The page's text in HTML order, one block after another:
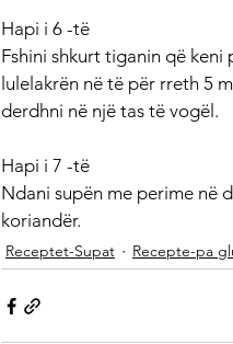
Hapi i 6 -të
Fshini shkurt tiganin që
lulelakrën në të për rreth 5
derdhni në një tas të vogël.
Hapi i 7 -të
Ndani supën me perime në
koriandër.
Receptet-Supat Recepte-pa